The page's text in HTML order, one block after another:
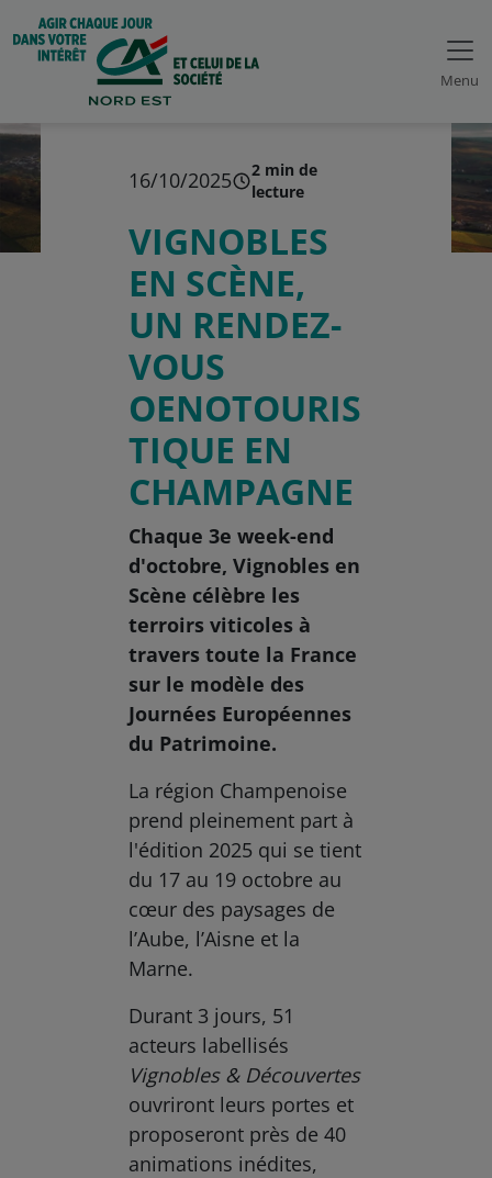
Menu
16/10/2025
2 min de
lecture
VIGNOBLES
EN SCÈNE,
UN RENDEZ-
VOUS
OENOTOURIS
TIQUE EN
CHAMPAGNE
Chaque 3e week-end
d'octobre, Vignobles en
Scène célèbre les
terroirs viticoles à
travers toute la France
sur le modèle des
Journées Européennes
du Patrimoine.
La région Champenoise
prend pleinement part à
l'édition 2025 qui se tient
du 17 au 19 octobre au
cœur des paysages de
l’Aube, l’Aisne et la
Marne.
Durant 3 jours, 51
acteurs labellisés
Vignobles & Découvertes
ouvriront leurs portes et
proposeront près de 40
animations inédites,